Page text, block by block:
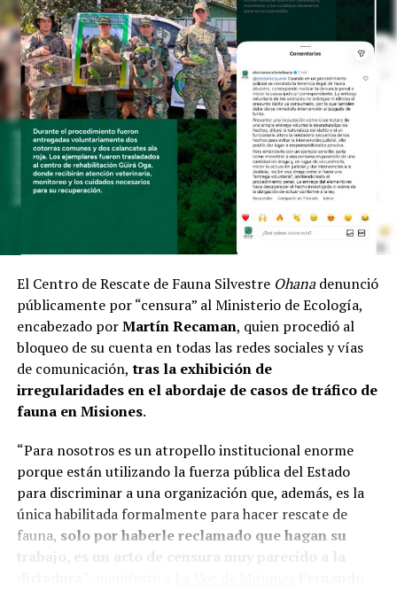
El Centro de Rescate de Fauna SilvestreOhanadenunció
públicamente por “censura” al Ministerio de Ecología,
encabezado porMartín Recaman, quien procedió al
bloqueo de su cuenta en todas las redes sociales y vías
de comunicación, tras la exhibición de
irregularidades en el abordaje de casos de tráfico de
fauna en Misiones.
“Para nosotros es un atropello institucional enorme
porque están utilizando la fuerza pública del Estado
para discriminar a una organización que, además, es la
única habilitada formalmente para hacer rescate de
fauna, solo por haberle reclamado que hagan su
trabajo, es un acto de censura muy parecido a la